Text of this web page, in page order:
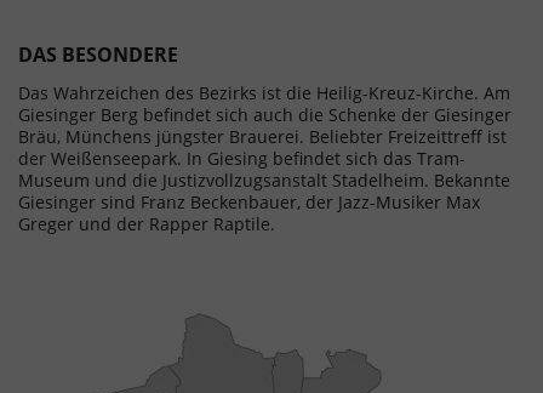
DAS BESONDERE
Das Wahrzeichen des Bezirks ist die Heilig-Kreuz-Kirche. Am
Giesinger Berg befindet sich auch die Schenke der Giesinger
Bräu, Münchens jüngster Brauerei. Beliebter Freizeittreff ist
der Weißenseepark. In Giesing befindet sich das Tram-
Museum und die Justizvollzugsanstalt Stadelheim. Bekannte
Giesinger sind Franz Beckenbauer, der Jazz-Musiker Max
Greger und der Rapper Raptile.